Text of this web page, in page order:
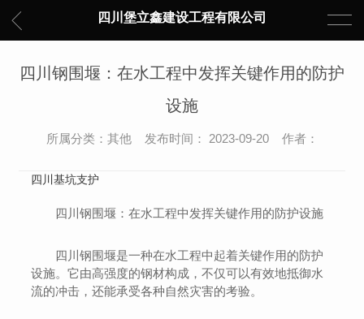
四川堡立鑫建设工程有限公司
四川钢围堰：在水工程中发挥关键作用的防护
设施
所属分类：其他 发布时间： 2023-09-20 作者：
四川基坑支护
四川钢围堰：在水工程中发挥关键作用的防护设施
四川钢围堰是一种在水工程中起着关键作用的防护
设施。它由高强度的钢材构成，不仅可以有效地抵御水
流的冲击，还能承受各种自然灾害的考验。